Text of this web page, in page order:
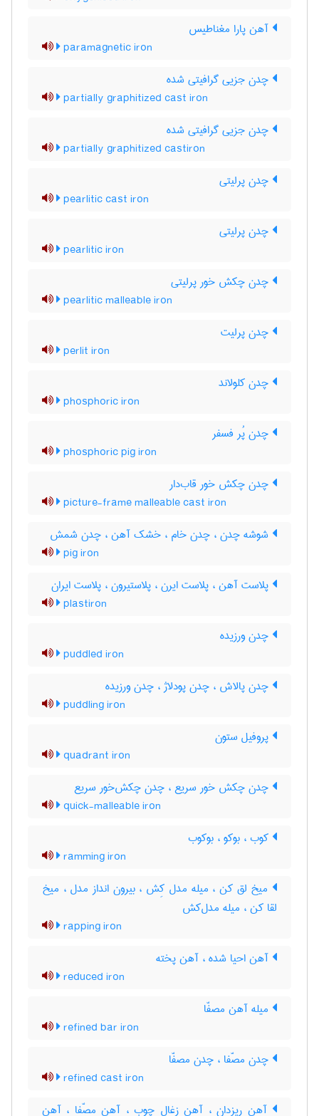
آهن پارا مغناطیس
paramagnetic iron
چدن جزیی گرافیتی شده
partially graphitized cast iron
چدن جزیی گرافیتی شده
partially graphitized castiron
چدن پرلیتی
pearlitic cast iron
چدن پرلیتی
pearlitic iron
چدن چکش خور پرلیتی
pearlitic malleable iron
چدن پرلیت
perlit iron
چدن کلولاند
phosphoric iron
چدن پُر فسفر
phosphoric pig iron
چدن چکش خور قاب‌دار
picture-frame malleable cast iron
شوشه چدن ، چدن خام ، خشک آهن ، چدن شمش
pig iron
پلاست آهن ، پلاست ایرن ، پلاستیرون ، پلاست ایران
plastiron
چدن ورزیده
puddled iron
چدن پالاش ، چدن پودلاژ ، چدن ورزیده
puddling iron
پروفیل ستون
quadrant iron
چدن چکش خور سریع ، چدن چکش‌خور سریع
quick-malleable iron
کوب ، بوکو ، بوکوب
ramming iron
میخ لق کن ، میله مدل کِش ، بیرون انداز مدل ، میخ
لقا کن ، میله مدل‌کش
rapping iron
آهن احیا شده ، آهن پخته
reduced iron
میله آهن مصفّا
refined bar iron
چدن مصّفا ، چدن مصفّا
refined cast iron
آهن ریزدان ، آهن زغال چوب ، آهن مصّفا ، آهن